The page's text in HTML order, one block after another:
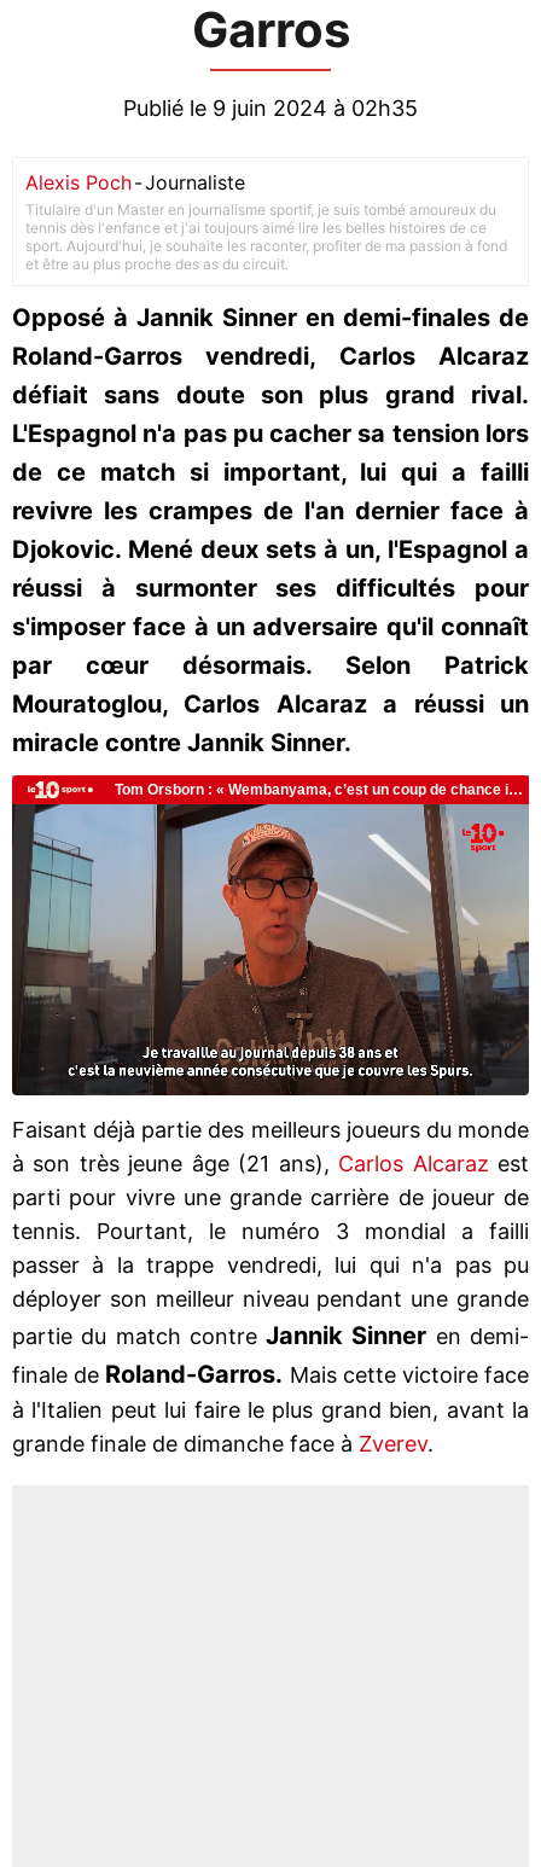
Garros
Publié le 9 juin 2024 à 02h35
Alexis Poch-Journaliste
Titulaire d'un Master en journalisme sportif, je suis tombé amoureux du
tennis dès l'enfance et j'ai toujours aimé lire les belles histoires de ce
sport. Aujourd'hui, je souhaite les raconter, profiter de ma passion à fond
et être au plus proche des as du circuit.
Opposé à Jannik Sinner en demi-finales de
Roland-Garros vendredi, Carlos Alcaraz
défiait sans doute son plus grand rival.
L'Espagnol n'a pas pu cacher sa tension lors
de ce match si important, lui qui a failli
revivre les crampes de l'an dernier face à
Djokovic. Mené deux sets à un, l'Espagnol a
réussi à surmonter ses difficultés pour
s'imposer face à un adversaire qu'il connaît
par cœur désormais. Selon Patrick
Mouratoglou, Carlos Alcaraz a réussi un
miracle contre Jannik Sinner.
Faisant déjà partie des meilleurs joueurs du monde
à son très jeune âge (21 ans), Carlos Alcaraz est
parti pour vivre une grande carrière de joueur de
tennis. Pourtant, le numéro 3 mondial a failli
passer à la trappe vendredi, lui qui n'a pas pu
déployer son meilleur niveau pendant une grande
partie du match contreJannik Sinner en demi-
finale de Roland-Garros. Mais cette victoire face
à l'Italien peut lui faire le plus grand bien, avant la
grande finale de dimanche face à Zverev.